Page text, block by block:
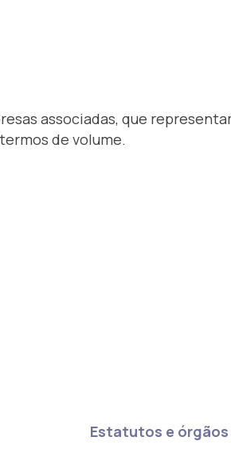
associadas, que
de volume.
Estatutos e